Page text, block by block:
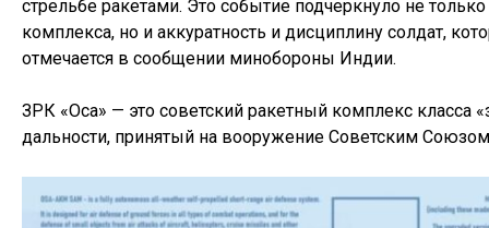
стрельбе ракетами. Это событие подчеркнуло не только
комплекса, но и аккуратность и дисциплину солдат,
отмечается в сообщении минобороны Индии.
ЗРК «Оса» — это советский ракетный комплекс класса
дальности, принятый на вооружение Советским